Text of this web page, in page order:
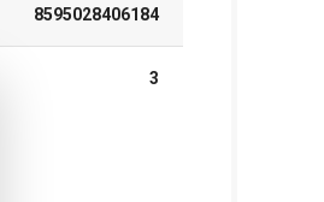
8595028406184
3